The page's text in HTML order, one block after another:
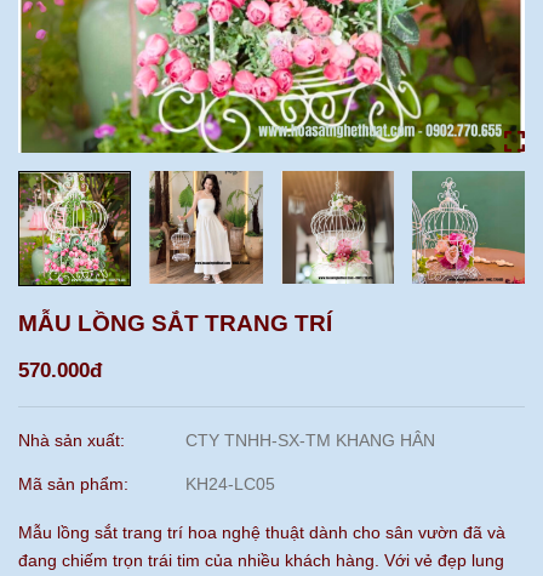
MẪU LỒNG SẮT TRANG TRÍ
570.000đ
Nhà sản xuất: CTY TNHH-SX-TM KHANG HÂN
Mã sản phẩm: KH24-LC05
Mẫu lồng sắt trang trí hoa nghệ thuật dành cho sân vườn đã và
đang chiếm trọn trái tim của nhiều khách hàng. Với vẻ đẹp lung